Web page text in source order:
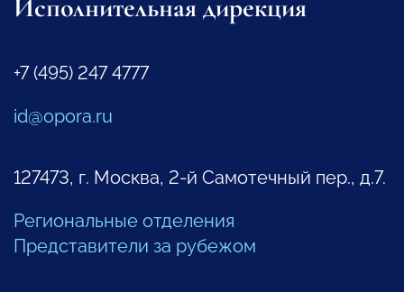
Исполнительная дирекция
+7 (495) 247 4777
id@opora.ru
127473, г. Москва, 2-й Самотечный пер., д.7.
Региональные отделения
Представители за рубежом